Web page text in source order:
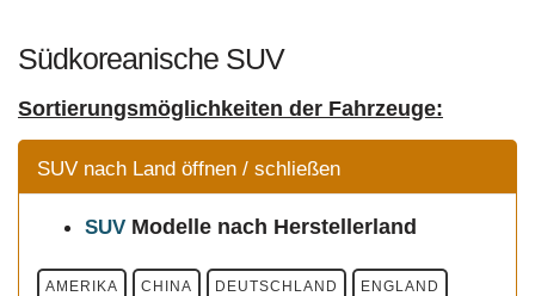
Südkoreanische SUV
Sortierungsmöglichkeiten der Fahrzeuge:
SUV nach Land öffnen / schließen
SUV Modelle nach Herstellerland
AMERIKA CHINA DEUTSCHLAND ENGLAND